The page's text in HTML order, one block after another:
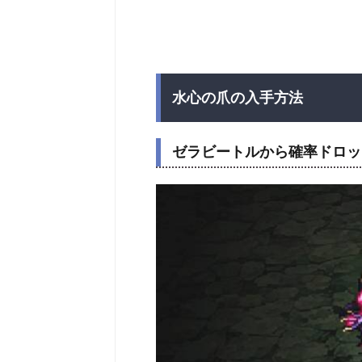
水心の爪の入手方法
ゼラビートルから確率ドロ